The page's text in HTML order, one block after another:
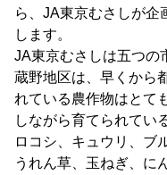
ら、JA東京むさしが企
します。
JA東京むさしは五つの
蔵野地区は、早くから
れている農作物はとて
しながら育てられてい
ロコシ、キュウリ、ブ
うれん草、玉ねぎ、に